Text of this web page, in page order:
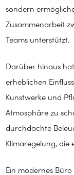
sondern
Zusammenarbeit
Teams unterstützt.
Darüber hinaus
erheblichen
Kunstwerke und
Atmosphäre zu
durchdachte
Klimaregelung, die
Ein modernes